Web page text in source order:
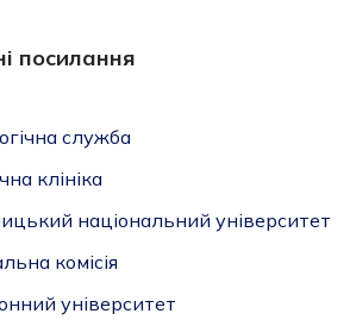
посилання
служба
клініка
національний університет
комісія
університет